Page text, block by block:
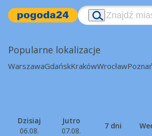
Popularne lokalizacje
WarszawaGdańskKrakówWrocław
Dzisiaj
06.08.
Jutro
07.08.
7 dni